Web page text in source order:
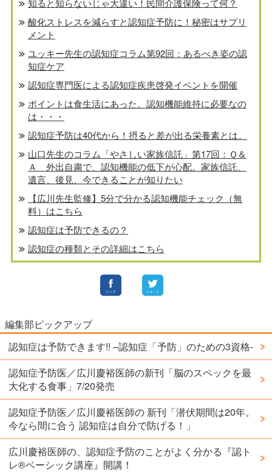
知ると知らないじゃ大違い！民間介護保険って何？
酸化ストレスを減らすと認知症予防に！秘密はサプリ
メント
ユッキー先生の認知症コラム第92回：あるべき姿の認
知症ケア
認知症専門医による認知症疾患啓発イベントを開催
ポイントは食生活にあった。認知機能維持に必要なの
は・・・
認知症予防は40代から！摂ると差が出る栄養素とは。
山口先生のコラム「やさしい家族信託」第17回：Ｑ＆
Ａ 外出自粛で、認知機能の低下が心配。家族信託、
遺言、後見、今できることが知りたい
【広川先生監修】5分で分かる認知機能チェック（無
料）はこちら
認知症は予防できるの？
認知症の種類とその詳細はこちら
編集部ピックアップ
認知症は予防できます!! –認知症「予防」のための3資格-
認知症予防医／広川慶裕医師の新刊「脳のスペックを最
大化する食事」7/20発売
認知症予防医／広川慶裕医師の 新刊「潜伏期間は20年。
今なら間に合う 認知症は自分で防げる！」
広川慶裕医師の、認知症予防のことがよく分かる『認ト
レ®️ベーシック講座』開講！